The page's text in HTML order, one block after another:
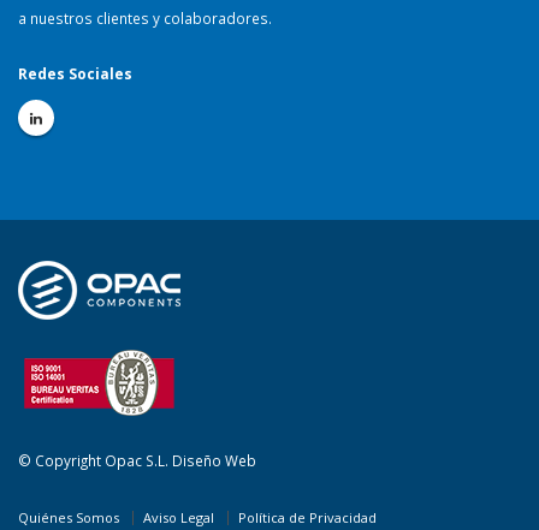
a nuestros clientes y colaboradores.
Redes Sociales
© Copyright Opac S.L. Diseño Web
Quiénes Somos Aviso Legal Política de Privacidad